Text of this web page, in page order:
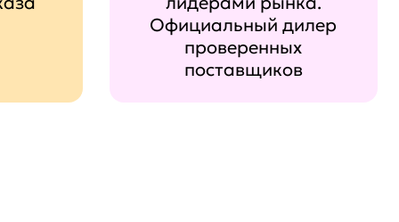
Официальный дилер
проверенных
поставщиков